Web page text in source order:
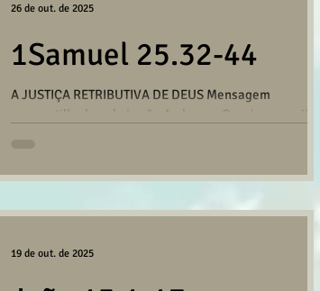
1Samuel 25.32-44
A JUSTIÇA RETRIBUTIVA DE DEUS Mensagem
compartilhada pelo irmão Anderson Gazzi na reunião
26 de out. de 2025
19 de out. de 2025